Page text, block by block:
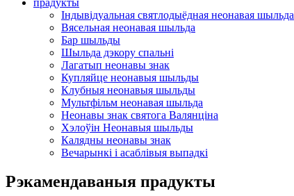
Індывідуальная святлодыёдная неонавая шыльда
Вясельная неонавая шыльда
Бар шыльды
Шыльда дэкору спальні
Лагатып неонавы знак
Купляйце неонавыя шыльды
Клубныя неонавыя шыльды
Мультфільм неонавая шыльда
Неонавы знак святога Валянціна
Хэлоўін Неонавыя шыльды
Калядны неонавы знак
Вечарынкі і асаблівыя выпадкі
Рэкамендаваныя прадукты